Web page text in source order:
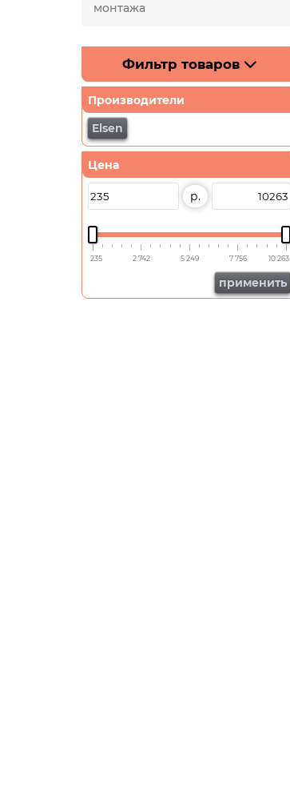
монтажа
Фильтр товаров
Производители
Elsen
Цена
р.
235 2 742 5 249 7 756 10 263
применить